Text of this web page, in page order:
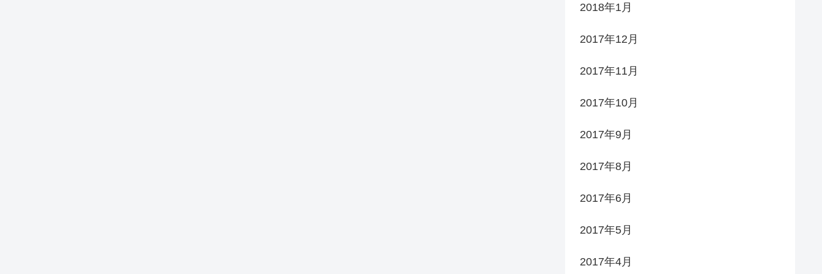
2018年1月
2017年12月
2017年11月
2017年10月
2017年9月
2017年8月
2017年6月
2017年5月
2017年4月